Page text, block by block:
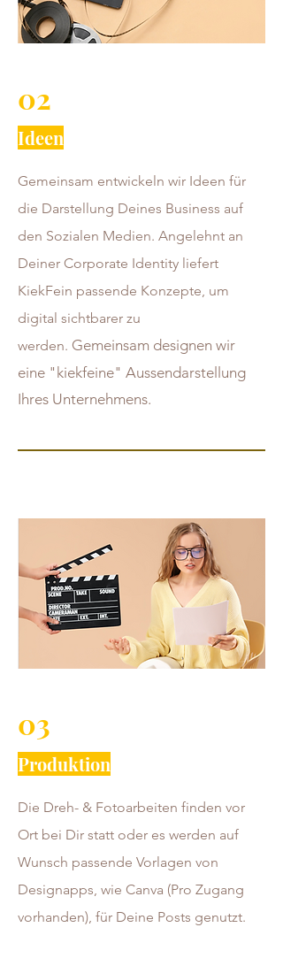
02
Ideen
Gemeinsam entwickeln wir Ideen für
die Darstellung Deines Business auf
den Sozialen Medien. Angelehnt an
Deiner Corporate Identity liefert
KiekFein passende Konzepte, um
digital sichtbarer zu
werden. Gemeinsam designen wir
eine "kiekfeine" Aussendarstellung
Ihres Unternehmens.
03
Produktion
Die Dreh- & Fotoarbeiten finden vor
Ort bei Dir statt oder es werden auf
Wunsch passende Vorlagen von
Designapps, wie Canva (Pro Zugang
vorhanden), für Deine Posts genutzt.